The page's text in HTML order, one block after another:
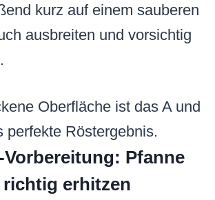
kurz auf einem sauberen
ausbreiten und vorsichtig
Oberfläche ist das A und
perfekte Röstergebnis.
Pfanne
erhitzen